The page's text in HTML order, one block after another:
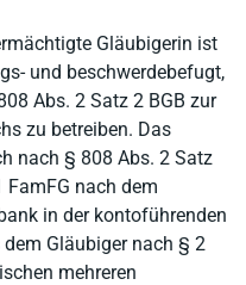
Gläubigerin ist
und beschwerdebefugt,
Abs. 2 Satz 2 BGB zur
zu betreiben. Das
nach § 808 Abs. 2 Satz
FamFG nach dem
in der kontoführenden
Gläubiger nach § 2
mehreren